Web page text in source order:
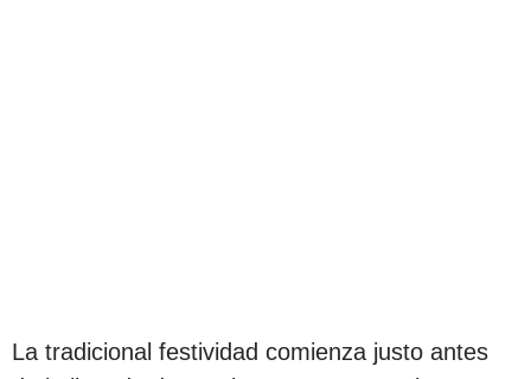
La tradicional festividad comienza justo antes